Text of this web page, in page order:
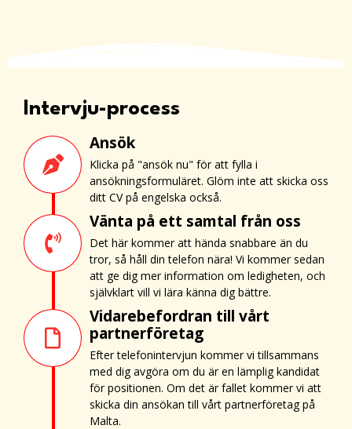
Intervju-process
Ansök
Klicka på "ansök nu" för att fylla i
ansökningsformuläret. Glöm inte att skicka oss
ditt CV på engelska också.
Vänta på ett samtal från oss
Det här kommer att hända snabbare än du
tror, så håll din telefon nära! Vi kommer sedan
att ge dig mer information om ledigheten, och
självklart vill vi lära känna dig bättre.
Vidarebefordran till vårt
partnerföretag
Efter telefonintervjun kommer vi tillsammans
med dig avgöra om du är en lämplig kandidat
för positionen. Om det är fallet kommer vi att
skicka din ansökan till vårt partnerföretag på
Malta.